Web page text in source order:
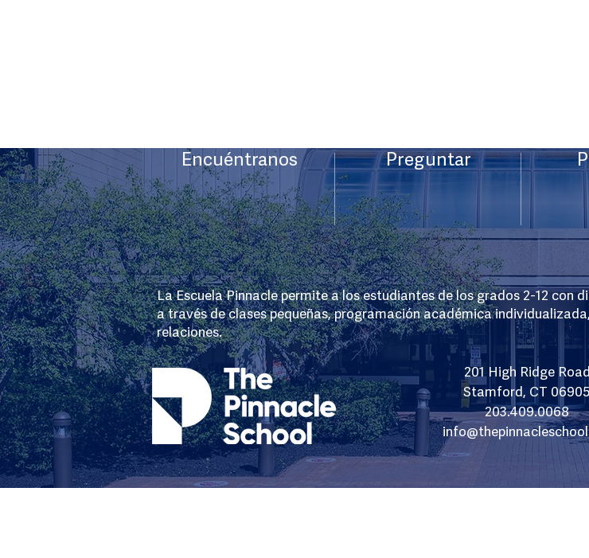
Encuéntranos Preguntar
La Escuela Pinnacle permite a los estudiantes de los grados 2-12 con
a través de clases pequeñas, programación académica
relaciones.
201 High Ridge
Stamford, CT 06905
203.409.0068